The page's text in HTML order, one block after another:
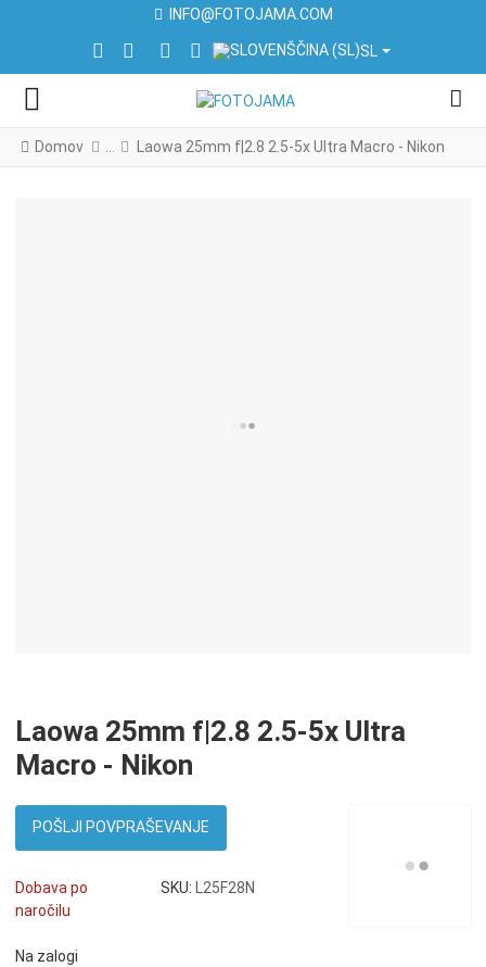
INFO@FOTOJAMA.COM
FACEBOOK SOCIAL LINK
INSTAGRAM SOCIAL LINK
LINKEDIN SOCIAL LINK
YOUTUBE SOCIAL LINK
IZBERITE VAŠ JEZIK
SL
Domov Laowa 25mm f|2.8 2.5-5x Ultra Macro - Nikon
Laowa 25mm f|2.8 2.5-5x Ultra
Macro - Nikon
POŠLJI POVPRAŠEVANJE
Dobava po
naročilu
Na zalogi
SKU: L25F28N